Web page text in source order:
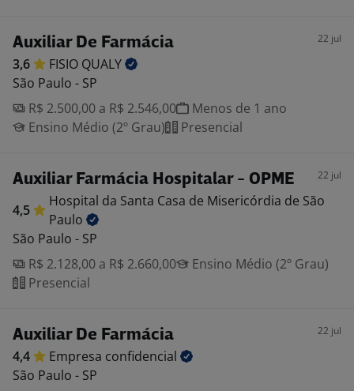
Auxiliar De Farmácia 22 jul
3,6 FISIO QUALY
São Paulo - SP
R$ 2.500,00 a R$ 2.546,00
Menos de 1 ano
Ensino Médio (2º Grau)
Presencial
Auxiliar Farmácia Hospitalar - OPME 22 jul
4,5
Hospital da Santa Casa de Misericórdia de São
Paulo
São Paulo - SP
R$ 2.128,00 a R$ 2.660,00
Ensino Médio (2º Grau)
Presencial
Auxiliar De Farmácia 22 jul
4,4 Empresa confidencial
São Paulo - SP